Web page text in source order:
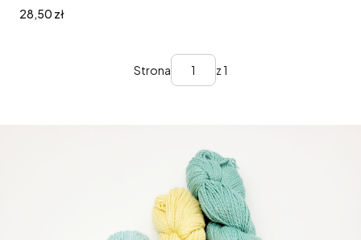
Cena
28,50 zł
Strona z 1